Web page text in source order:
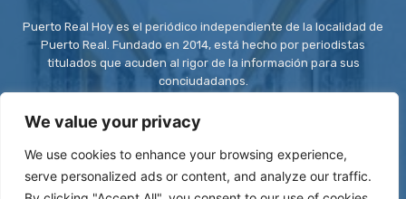
We value your privacy
We use cookies to enhance your browsing experience,
serve personalized ads or content, and analyze our traffic.
Puerto Real Hoy es el periódico independiente de la localidad de
Puerto Real. Fundado en 2014, está hecho por periodistas
titulados que acuden al rigor de la información para sus
conciudadanos.
Contacto: redaccion@puertorealhoy.es